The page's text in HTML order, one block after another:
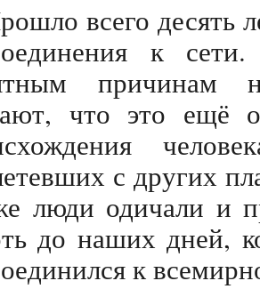
всего десять
к
причинам
что это ещё
с других
люди одичали и
до наших дней,
к